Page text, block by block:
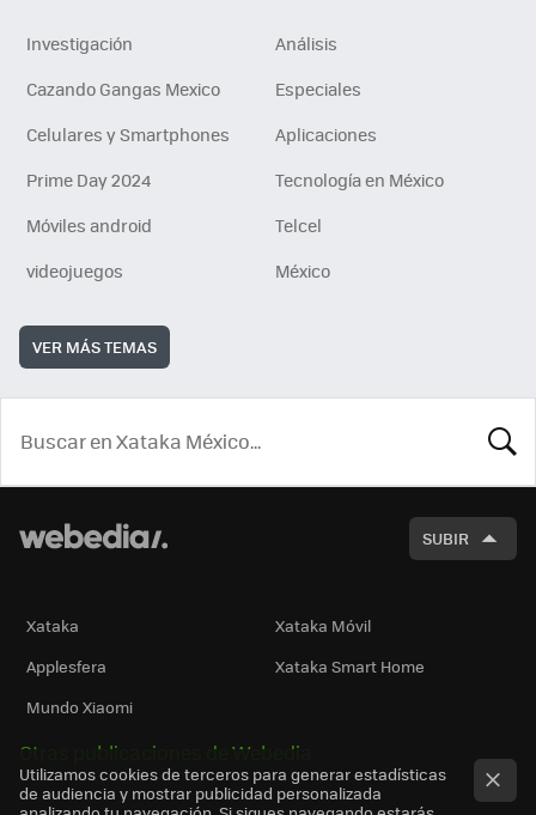
Investigación
Análisis
Cazando Gangas Mexico
Especiales
Celulares y Smartphones
Aplicaciones
Prime Day 2024
Tecnología en México
Móviles android
Telcel
videojuegos
México
VER MÁS TEMAS
SUBIR
Xataka
Xataka Móvil
Applesfera
Xataka Smart Home
Mundo Xiaomi
Otras publicaciones de Webedia
Utilizamos cookies de terceros para generar estadísticas
de audiencia y mostrar publicidad personalizada